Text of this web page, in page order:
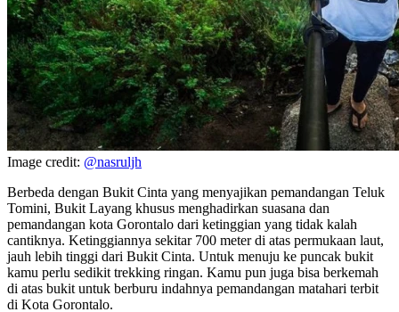
Image credit: @nasruljh
Berbeda dengan Bukit Cinta yang menyajikan pemandangan Teluk
Tomini, Bukit Layang khusus menghadirkan suasana dan
pemandangan kota Gorontalo dari ketinggian yang tidak kalah
cantiknya. Ketinggiannya sekitar 700 meter di atas permukaan laut,
jauh lebih tinggi dari Bukit Cinta. Untuk menuju ke puncak bukit
kamu perlu sedikit trekking ringan. Kamu pun juga bisa berkemah
di atas bukit untuk berburu indahnya pemandangan matahari terbit
di Kota Gorontalo.